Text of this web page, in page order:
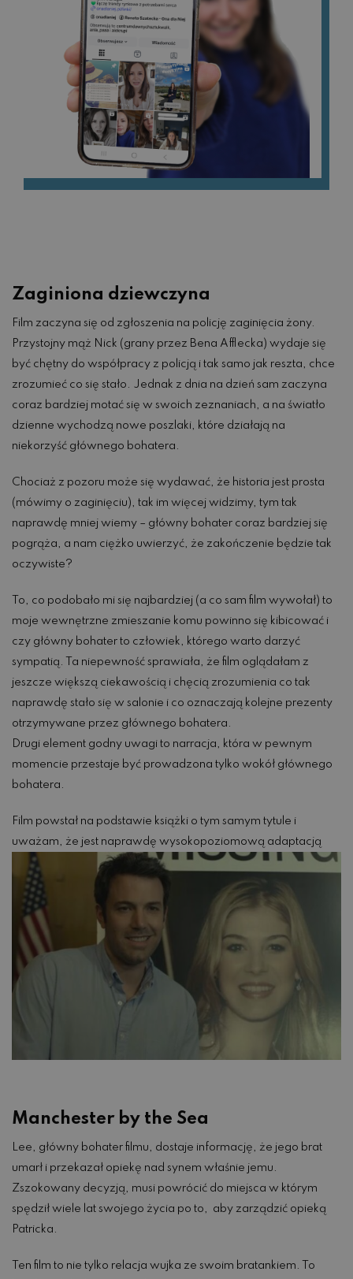
Zaginiona dziewczyna
Film zaczyna się od zgłoszenia na policję zaginięcia żony.
Przystojny mąż Nick (grany przez Bena Afflecka) wydaje się
być chętny do współpracy z policją i tak samo jak reszta, chce
zrozumieć co się stało. Jednak z dnia na dzień sam zaczyna
coraz bardziej motać się w swoich zeznaniach, a na światło
dzienne wychodzą nowe poszlaki, które działają na
niekorzyść głównego bohatera.
Chociaż z pozoru może się wydawać, że historia jest prosta
(mówimy o zaginięciu), tak im więcej widzimy, tym tak
naprawdę mniej wiemy – główny bohater coraz bardziej się
pogrąża, a nam ciężko uwierzyć, że zakończenie będzie tak
oczywiste?
To, co podobało mi się najbardziej (a co sam film wywołał) to
moje wewnętrzne zmieszanie komu powinno się kibicować i
czy główny bohater to człowiek, którego warto darzyć
sympatią. Ta niepewność sprawiała, że film oglądałam z
jeszcze większą ciekawością i chęcią zrozumienia co tak
naprawdę stało się w salonie i co oznaczają kolejne prezenty
otrzymywane przez głównego bohatera.
Drugi element godny uwagi to narracja, która w pewnym
momencie przestaje być prowadzona tylko wokół głównego
bohatera.
Film powstał na podstawie książki o tym samym tytule i
uważam, że jest naprawdę wysokopoziomową adaptacją
Manchester by the Sea
Lee, główny bohater filmu, dostaje informację, że jego brat
umarł i przekazał opiekę nad synem właśnie jemu.
Zszokowany decyzją, musi powrócić do miejsca w którym
spędził wiele lat swojego życia po to, aby zarządzić opieką
Patricka.
Ten film to nie tylko relacja wujka ze swoim bratankiem. To